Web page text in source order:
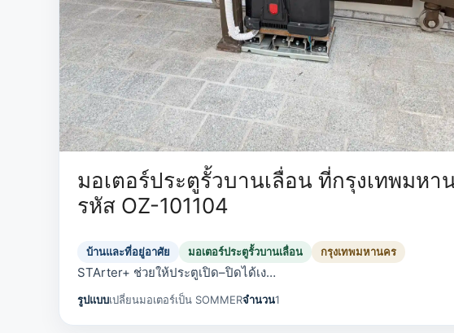
มอเตอร์ประตูรั้วบานเลื่อน ที่กรุงเทพมหาน
รหัส OZ-101104
บ้านและที่อยู่อาศัย มอเตอร์ประตูรั้วบานเลื่อน กรุงเทพมหานคร
STArter+ ช่วยให้ประตูเปิด–ปิดได้เง…
รูปแบบเปลี่ยนมอเตอร์เป็น SOMMERจำนวน1